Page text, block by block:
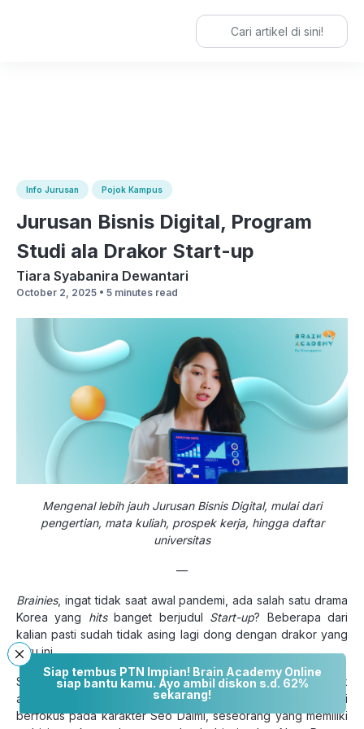
Search
Info Jurusan Pojok Kampus
Jurusan Bisnis Digital, Program
Studi ala Drakor Start-up
Tiara Syabanira Dewantari
October 2, 2025 •5 minutes read
Mengenal lebih jauh Jurusan Bisnis Digital, mulai dari
pengertian, mata kuliah, prospek kerja, hingga daftar
—
Brainies, ingat tidak saat awal pandemi, ada salah satu drama
Korea yanghits banget berjudulStart-up? Beberapa dari
kalian pasti sudah tidak asing lagi dong dengan drakor yang
satu ini.
Sesuai judulnya,
menceritakan tentang sekelompok
anak muda yang sedang membangun usaha rintisan. Drama ini
Siap tembus PTN Impian! Brain Academy Online
siap bantu kamu. Ayo ambil diskon s.d. 62%
sekarang!